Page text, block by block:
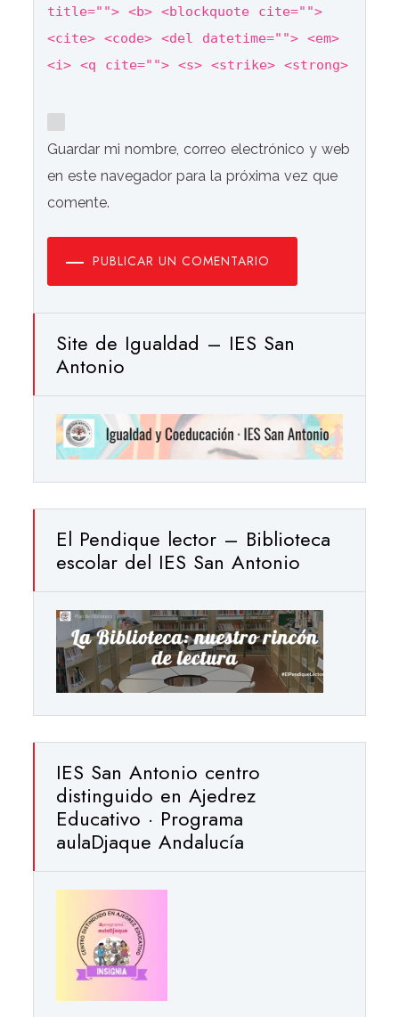
title=""> <b> <blockquote cite="">
<cite> <code> <del datetime=""> <em>
<i> <q cite=""> <s> <strike> <strong>
Guardar mi nombre, correo electrónico y web
en este navegador para la próxima vez que
comente.
PUBLICAR UN COMENTARIO
Site de Igualdad – IES San
Antonio
El Pendique lector – Biblioteca
escolar del IES San Antonio
IES San Antonio centro
distinguido en Ajedrez
Educativo · Programa
aulaDjaque Andalucía